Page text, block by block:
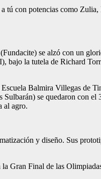
con potencias como Zulia,
se alzó con un
la tutela de Richard
Balmira Villegas de
se quedaron con el
al agro.
y diseño. Sus
Gran Final de las